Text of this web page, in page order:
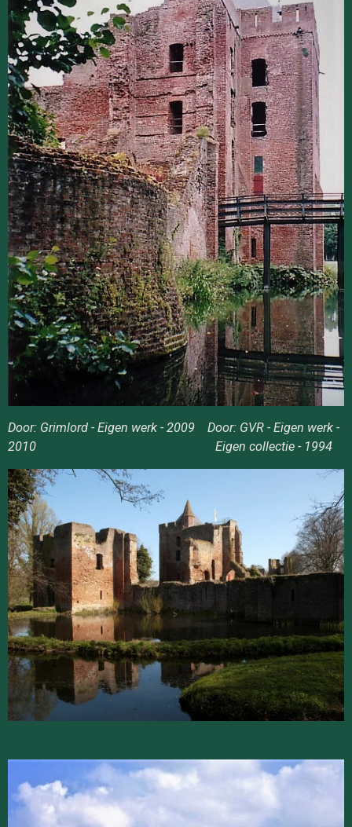
Door: Grimlord - Eigen werk - 2009 Door: GVR - Eigen werk -
2010 Eigen collectie - 1994